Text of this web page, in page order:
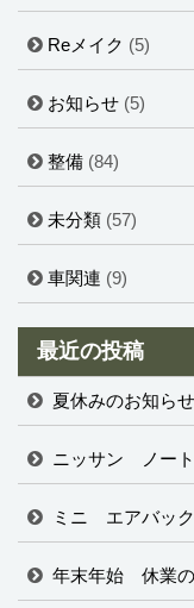
Reメイク (5)
お知らせ (5)
整備 (84)
未分類 (57)
車関連 (9)
最近の投稿
夏休みのお知らせ
ニッサン ノー
ミニ エアバッ
年末年始 休業